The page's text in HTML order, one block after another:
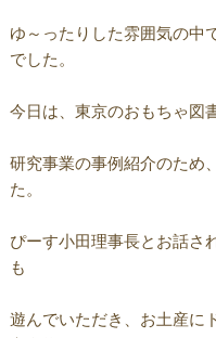
ゆ～ったりした雰囲気の中
でした。
今日は、東京のおもちゃ図
研究事業の事例紹介のため
た。
ぴーす小田理事長とお話さ
も
遊んでいただき、お土産に